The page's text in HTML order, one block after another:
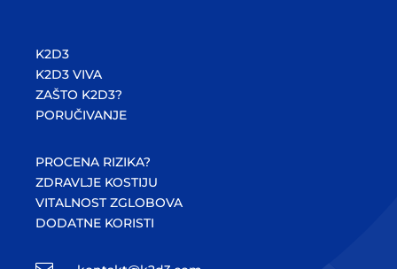
K2D3
K2D3 VIVA
ZAŠTO K2D3?
PORUČIVANJE
PROCENA RIZIKA?
ZDRAVLJE KOSTIJU
VITALNOST ZGLOBOVA
DODATNE KORISTI